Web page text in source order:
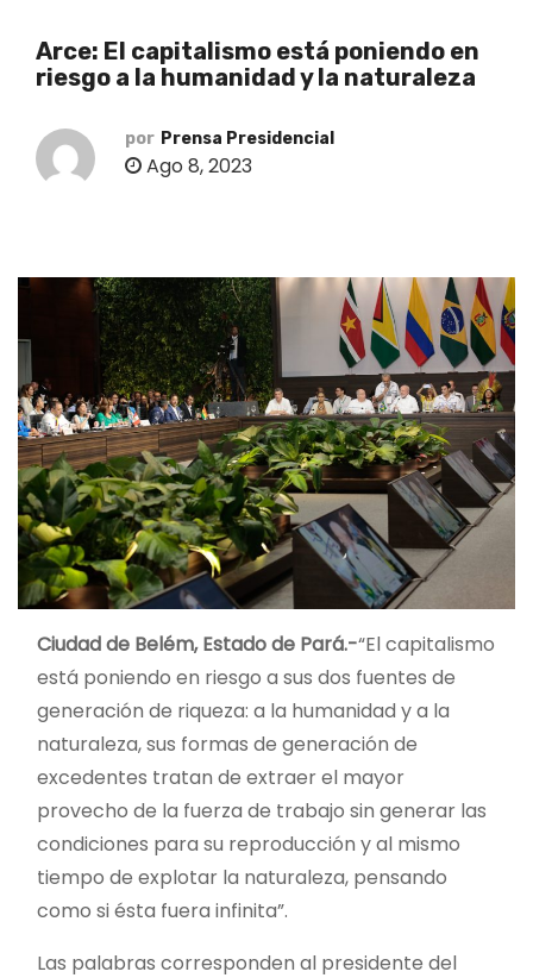
Arce: El capitalismo está poniendo en
riesgo a la humanidad y la naturaleza
por Prensa Presidencial
Ago 8, 2023
Ciudad de Belém, Estado de Pará.-“El capitalismo
está poniendo en riesgo a sus dos fuentes de
generación de riqueza: a la humanidad y a la
naturaleza, sus formas de generación de
excedentes tratan de extraer el mayor
provecho de la fuerza de trabajo sin generar las
condiciones para su reproducción y al mismo
tiempo de explotar la naturaleza, pensando
como si ésta fuera infinita”.
Las palabras corresponden al presidente del